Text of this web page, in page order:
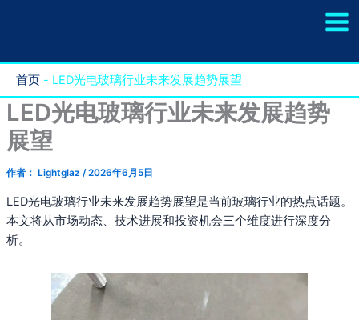
容
首页 - LED光电玻璃行业未来发展趋势展望
LED光电玻璃行业未来发展趋势
展望
作者： Lightglaz /2026年6月5日
LED光电玻璃行业未来发展趋势展望是当前玻璃行业的热点话题。
本文将从市场动态、技术进展和投资机会三个维度进行深度分
析。